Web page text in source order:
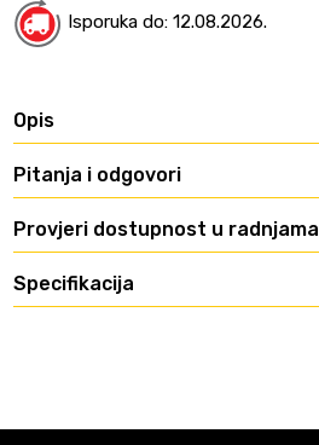
Isporuka do: 12.08.2026.
Opis
Pitanja i odgovori
Provjeri dostupnost u radnjama
Specifikacija